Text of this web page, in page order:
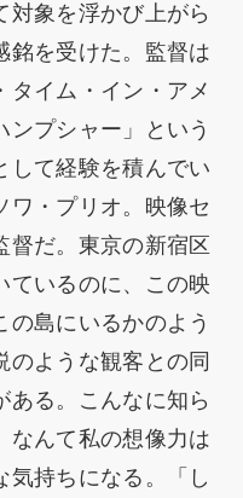
対象を浮かび上がら
銘を受けた。監督は
タイム・イン・アメ
ンプシャー」という
して経験を積んでい
ワ・プリオ。映像セ
督だ。東京の新宿区
ているのに、この映
の島にいるかのよう
のような観客との同
ある。こんなに知ら
なんて私の想像力は
気持ちになる。「し